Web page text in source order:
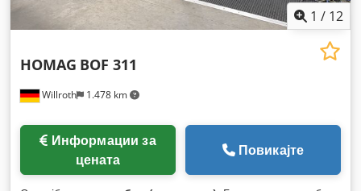
1 / 12
Willroth 1.478 km
HOMAG BOF 311
цената
Повикајте